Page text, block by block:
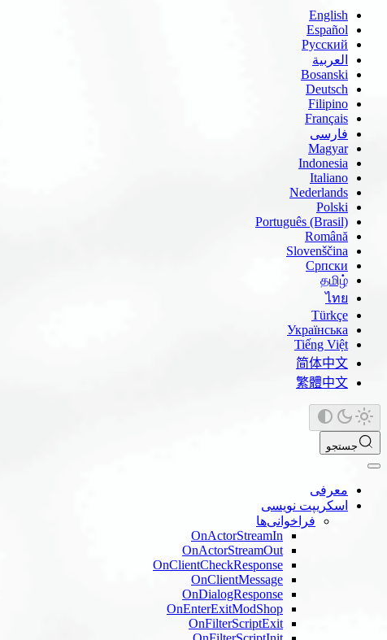
English
Español
Русский
العربية
Bosanski
Deutsch
Filipino
Français
فارسی
Magyar
Indonesia
Italiano
Nederlands
Polski
Português (Brasil)
Română
Slovenščina
Српски
தமிழ்
ไทย
Türkçe
Українська
Tiếng Việt
简体中文
繁體中文
جستجو
معرفی
اسکریپت نویسی
فراخوانی‌ها
OnActorStreamIn
OnActorStreamOut
OnClientCheckResponse
OnClientMessage
OnDialogResponse
OnEnterExitModShop
OnFilterScriptExit